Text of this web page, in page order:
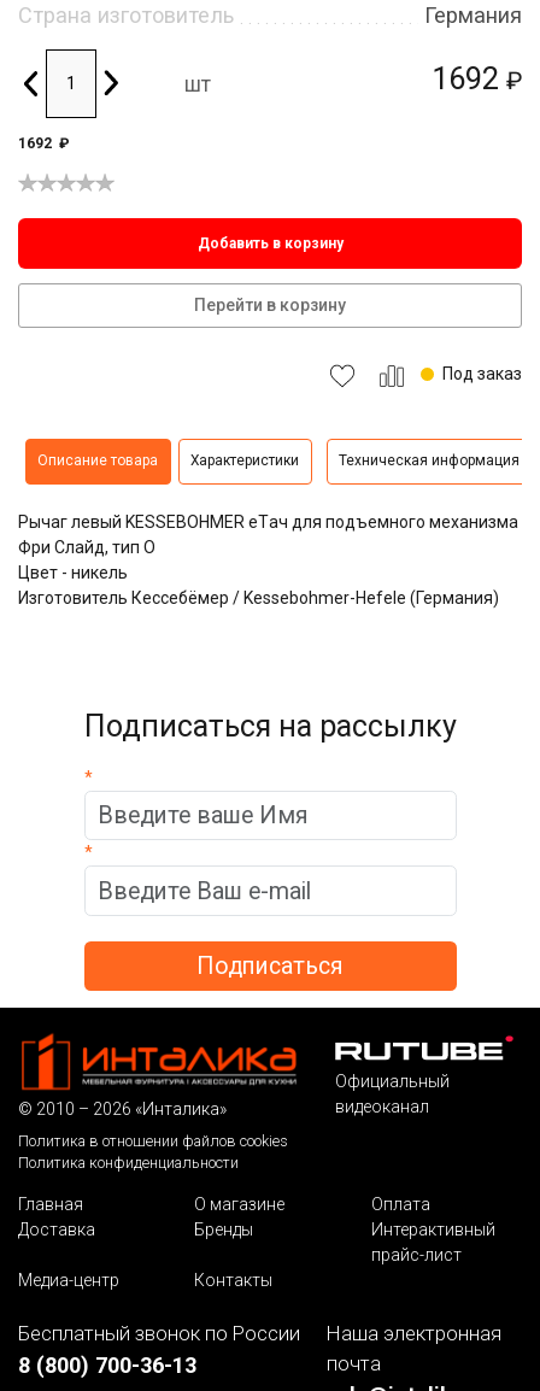
1692 ₽
Страна изготовитель
Германия
шт
1692 ₽
Добавить в корзину
Перейти в корзину
Под заказ
Описание товара Характеристики Техническая информация
Рычаг левый KESSEBOHMER eTач для подъемного механизма
Фри Слайд, тип O
Цвет - никель
Изготовитель Кессебёмер / Kessebohmer-Hefele (Германия)
Подписаться на рассылку
*
*
© 2010 – 2026 «Инталика»
Политика в отношении файлов cookies
Политика конфиденциальности
Официальный
видеоканал
Главная О магазине
Оплата
Доставка
Бренды
Интерактивный
прайс-лист
Медиа-центр
Контакты
Бесплатный звонок по России
8 (800) 700-36-13
Наша электронная
почта